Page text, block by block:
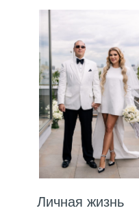
Личная жизнь